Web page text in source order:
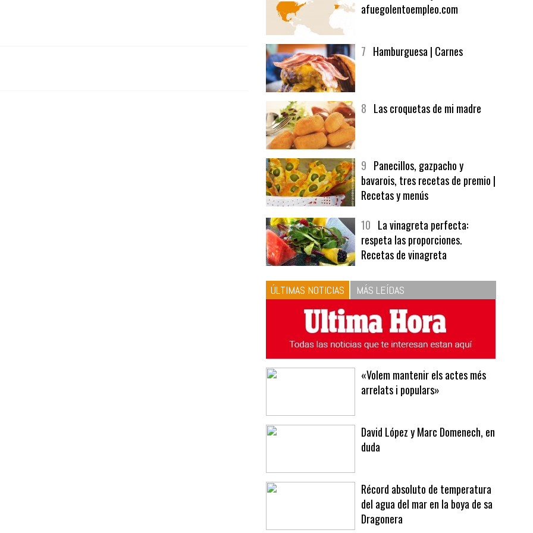
afuegolentoempleo.com
7 Hamburguesa | Carnes
8 Las croquetas de mi madre
9 Panecillos, gazpacho y
bavarois, tres recetas de premio |
Recetas y menús
10 La vinagreta perfecta:
respeta las proporciones.
Recetas de vinagreta
ÚLTIMAS NOTICIAS MÁS LEÍDAS
«Volem mantenir els actes més
arrelats i populars»
David López y Marc Domenech, en
duda
Récord absoluto de temperatura
del agua del mar en la boya de sa
Dragonera